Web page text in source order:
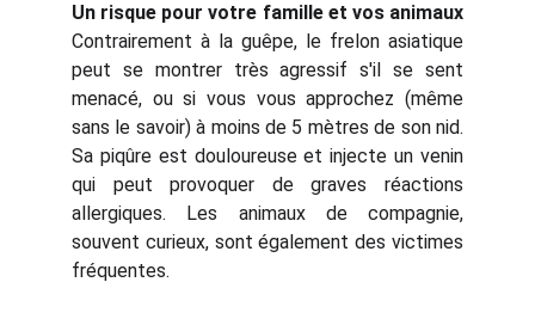
Un risque pour votre famille et vos animaux
Contrairement à la guêpe, le frelon asiatique
peut se montrer très agressif s'il se sent
menacé, ou si vous vous approchez (même
sans le savoir) à moins de 5 mètres de son nid.
Sa piqûre est douloureuse et injecte un venin
qui peut provoquer de graves réactions
allergiques. Les animaux de compagnie,
souvent curieux, sont également des victimes
fréquentes.